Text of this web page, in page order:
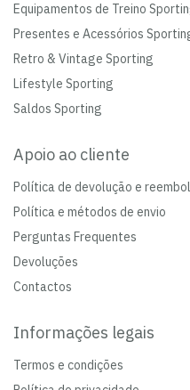
Equipamentos de Treino
Presentes e Acessórios
Retro & Vintage Sporting
Lifestyle Sporting
Saldos Sporting
Apoio ao cliente
Política de devolução e
Política e métodos de envio
Perguntas Frequentes
Devoluções
Contactos
Informações legais
Termos e condições